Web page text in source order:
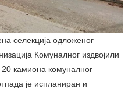
селекција одложеног
Комуналног издвојили
камиона комуналног
је испланиран и